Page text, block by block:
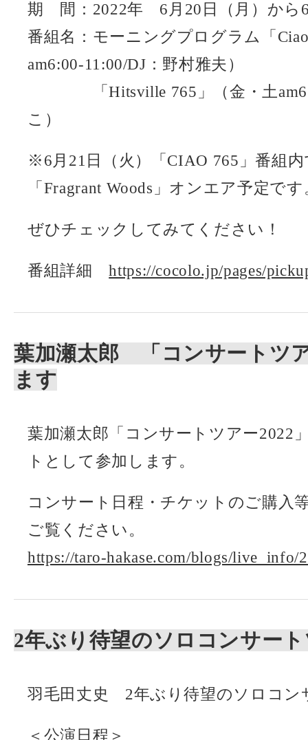
期 間：2022年 6月20日（月）から
番組名：モーニングプログラム「
am6:00-11:00/DJ：野村雅夫）
「Hitsville 765」（金・土
こ）
※6月21日（火）「CIAO 765」番組
「Fragrant Woods」オンエア予定です
ぜひチェックしてみてください！
番組詳細https://cocolo.jp/pages/
葉加瀬太郎 「コンサートツ
ます
葉加瀬太郎「コンサートツアー2022
トとして参加します。
コンサート日程・チケットのご購入
ご覧ください。
https://taro-hakase.com/blogs/live_info/
2年ぶり待望のソロコンサー
羽毛田丈史 2年ぶり待望のソロコン
＜公演日程＞